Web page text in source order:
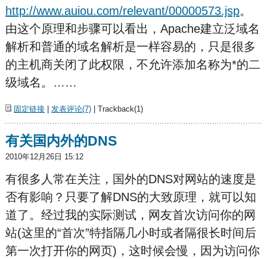
http://www.auiou.com/relevant/00000573.jsp。
由这个原理和步骤可以看出，Apache建立泛域名
解析和普通的域名解析是一样容易的，只是很多
的主机商关闭了此权限，不允许添加名称为*的二
级域名。……
固定链接| 发表评论(7)| Trackback(1)
有关国内外的DNS
2010年12月26日 15:12
有很多人常在关注，国外的DNS对网站的速度是
否有影响？只要了解DNS的大致原理，就可以知
道了。经过我的实际测试，网友首次访问你的网
站(这里的“首次”特指隔几小时或者隔很长时间后
第一次打开你的网页)，这时候会慢，因为访问你